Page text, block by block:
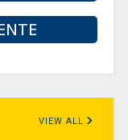
VIEW ALL